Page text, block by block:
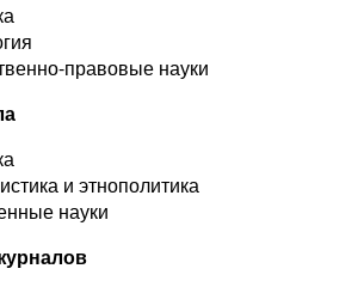
правовые науки
и этнополитика
науки